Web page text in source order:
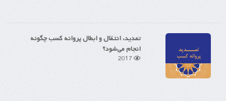
تمدید، انتقال و ابطال پروانه کسب چگونه
انجام می‌شود؟
2017